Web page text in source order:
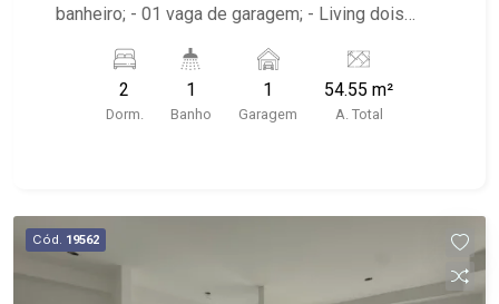
banheiro; - 01 vaga de garagem; - Living dois
Área de Serviço; - Quintal; - Condomínio com
portaria 24 horas, piscina, academia, playground e
salão de festa; - Próximo ao Supermercados
2
Dorm.
1
Banho
1
Garagem
54.55 m²
A. Total
Cód. 19562